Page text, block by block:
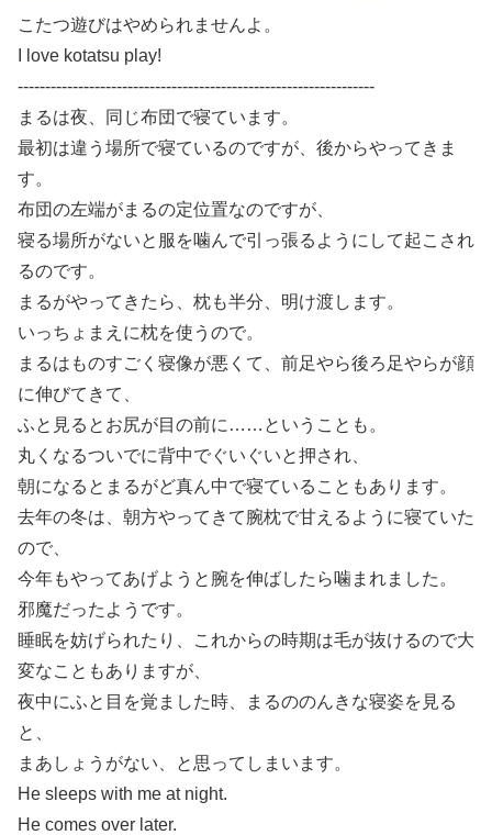
こたつ遊びはやめられませんよ。
I love kotatsu play!
-----------------------------------------------------------------
まるは夜、同じ布団で寝ています。
最初は違う場所で寝ているのですが、後からやってきま
す。
布団の左端がまるの定位置なのですが、
寝る場所がないと服を噛んで引っ張るようにして起こされ
るのです。
まるがやってきたら、枕も半分、明け渡します。
いっちょまえに枕を使うので。
まるはものすごく寝像が悪くて、前足やら後ろ足やらが顔
に伸びてきて、
ふと見るとお尻が目の前に……ということも。
丸くなるついでに背中でぐいぐいと押され、
朝になるとまるがど真ん中で寝ていることもあります。
去年の冬は、朝方やってきて腕枕で甘えるように寝ていた
ので、
今年もやってあげようと腕を伸ばしたら噛まれました。
邪魔だったようです。
睡眠を妨げられたり、これからの時期は毛が抜けるので大
変なこともありますが、
夜中にふと目を覚ました時、まるののんきな寝姿を見る
と、
まあしょうがない、と思ってしまいます。
He sleeps with me at night.
He comes over later.